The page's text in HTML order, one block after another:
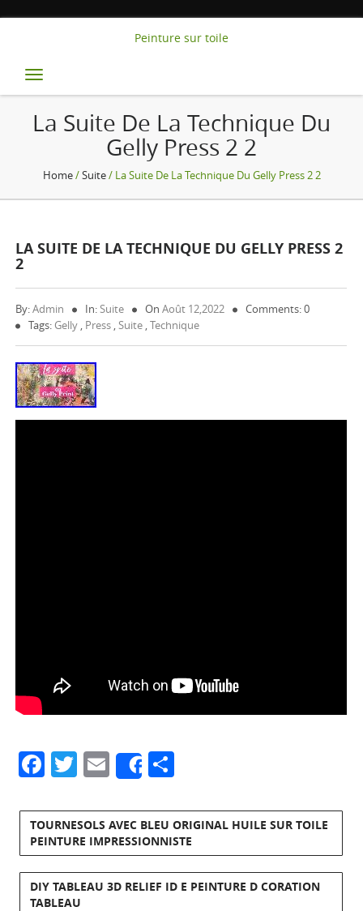
Peinture sur toile
Toggle
navigation
La Suite De La Technique Du
Gelly Press 2 2
Home/Suite/ La Suite De La Technique Du Gelly Press 2 2
LA SUITE DE LA TECHNIQUE DU GELLY PRESS 2
2
By:Admin In:Suite OnAoût 12,2022
Comments: 0
Tags: Gelly , Press ,Suite ,Technique
Facebook
Twitter
Email
Share
TOURNESOLS AVEC BLEU ORIGINAL HUILE SUR TOILE
PEINTURE IMPRESSIONNISTE
DIY TABLEAU 3D RELIEF ID E PEINTURE D CORATION
TABLEAU